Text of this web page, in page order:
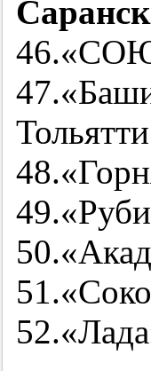
Саранск
Тольятти
49.«